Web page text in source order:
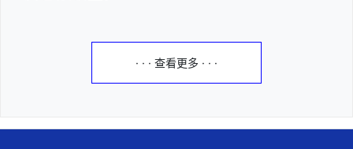
· · · 查看更多 · · ·